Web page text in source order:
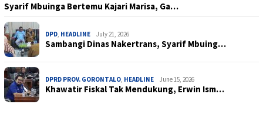
Syarif Mbuinga Bertemu Kajari Marisa, Ga…
DPD, HEADLINE July 21, 2026
Sambangi Dinas Nakertrans, Syarif Mbuing…
DPRD PROV. GORONTALO, HEADLINE June 15, 2026
Khawatir Fiskal Tak Mendukung, Erwin Ism…